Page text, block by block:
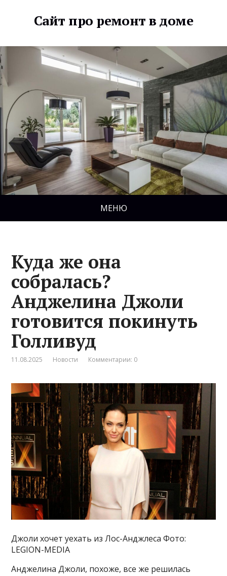
Сайт про ремонт в доме
МЕНЮ
Куда же она
собралась?
Анджелина Джоли
готовится покинуть
Голливуд
11.08.2025 Новости Комментарии: 0
Джоли хочет уехать из Лос-Анджлеса Фото:
LEGION-MEDIA
Анджелина Джоли, похоже, все же решилась